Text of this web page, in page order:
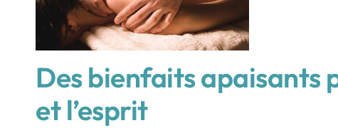
Des bienfaits apaisants
et l’esprit